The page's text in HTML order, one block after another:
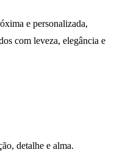
e personalizada,
com leveza, elegância e
detalhe e alma.